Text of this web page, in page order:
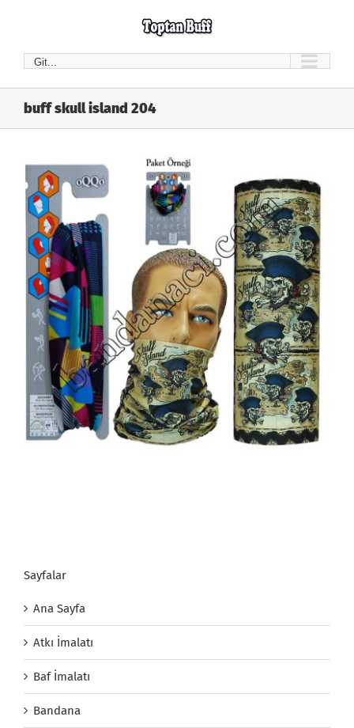
Git...
buff skull island 204
Sayfalar
Ana Sayfa
Atkı İmalatı
Baf İmalatı
Bandana